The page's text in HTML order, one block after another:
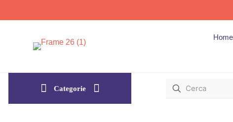
Home
Categorie